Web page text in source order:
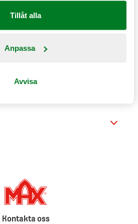
Tillåt alla
Anpassa
Avvisa
Kontakta oss